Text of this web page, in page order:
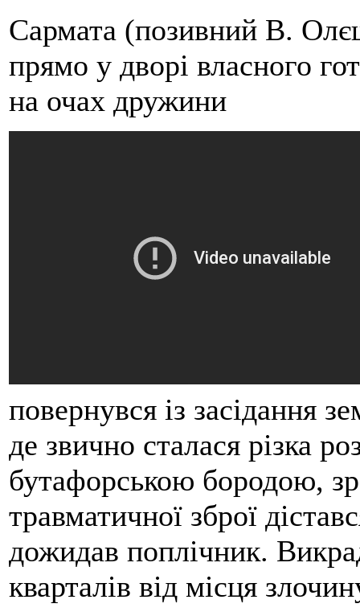
Сармата (позивний В.
прямо у дворі власного
на очах дружини
повернувся із засідання
де звично сталася різка
бутафорською бородою,
травматичної зброї
дожидав поплічник.
кварталів від місця